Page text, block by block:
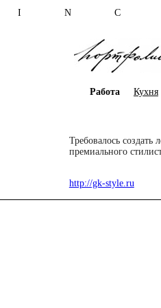
N C
Работа Кухня
Требовалось
премиального
http://gk-style.ru